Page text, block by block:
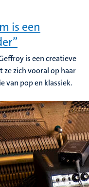
is een
is een creatieve
zich vooral op haar
van pop en klassiek.